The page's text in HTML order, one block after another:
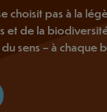
choisit pas à la
et de la
sens – à chaque